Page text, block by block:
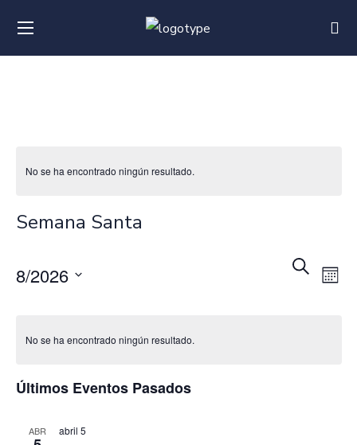
No se ha encontrado ningún resultado.
Semana Santa
BUSCAR
MES
8/2026
No se ha encontrado ningún resultado.
Últimos Eventos Pasados
ABR abril 5